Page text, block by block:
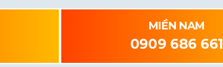
MIỀN NAM
0909 686 661